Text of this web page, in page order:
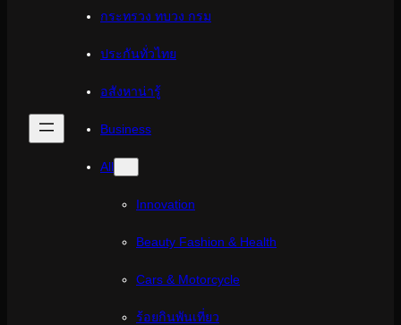
กระทรวง ทบวง กรม
ประกันทั่วไทย
อสังหาน่ารู้
Business
All
Innovation
Beauty Fashion & Health
Cars & Motorcycle
ร้อยกินพันเที่ยว